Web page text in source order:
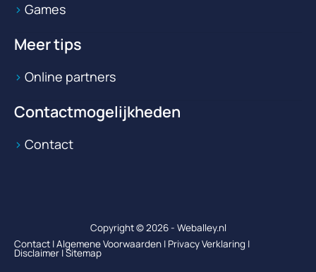
Games
Meer tips
Online partners
Contactmogelijkheden
Contact
Copyright © 2026 - Weballey.nl
Contact |Algemene Voorwaarden | Privacy Verklaring |
Disclaimer |Sitemap